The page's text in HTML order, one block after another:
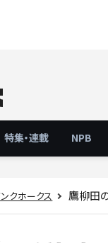
特集・連載 NPB
クホークス 鷹柳田の「